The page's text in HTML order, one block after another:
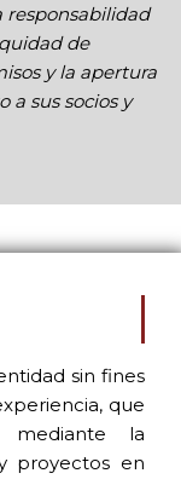
responsabilidad
de
y la apertura
a sus socios y
sin fines
que
mediante la
proyectos en